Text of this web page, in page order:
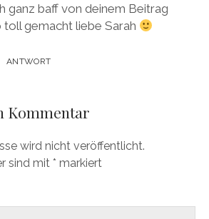
ganz baff von deinem Beitrag
gemacht liebe Sarah
ANTWORT
Kommentar
wird nicht veröffentlicht.
sind mit * markiert